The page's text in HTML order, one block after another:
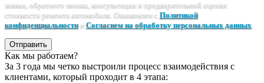
заявки, обратного звонка, консультации и предварительной оценки
стоимости ремонта автомобиля. Ознакомлен с Политикой
конфиденциальностии Согласием на обработку персональных данных
Отправить
Как мы работаем?
За 3 года мы четко выстроили процесс взаимодействия с
клиентами, который проходит в 4 этапа: